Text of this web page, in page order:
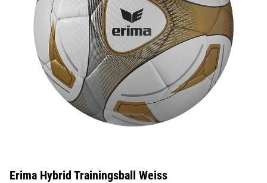
Erima Hybrid Trainingsball Weiss